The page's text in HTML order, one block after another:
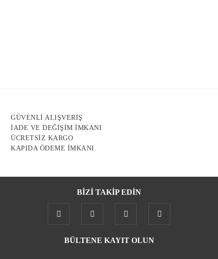
Bu ürüne benzer farklı alternatifler olmalı.
Gönder
GÜVENLİ ALIŞVERİŞ
İADE VE DEĞİŞİM İMKANI
ÜCRETSİZ KARGO
KAPIDA ÖDEME İMKANI
BİZİ TAKİP EDİN
BÜLTENE KAYIT OLUN